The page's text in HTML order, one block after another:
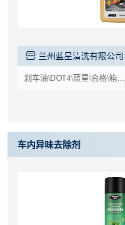
兰州蓝星清洗有限公司
刹车油\DOT4\蓝星\合格\箱装(g*瓶)\500*20
车内异味去除剂